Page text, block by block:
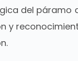
del páramo
y